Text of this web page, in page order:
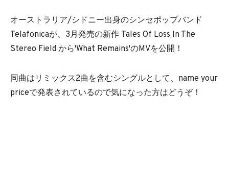
オーストラリア/シドニー出身のシンセポップバンド
Telafonicaが、3月発売の新作 Tales Of Loss In The
Stereo Field から'What Remains'のMVを公開！
同曲はリミックス2曲を含むシングルとして、name your
priceで発表されているので気になった方はどうぞ！